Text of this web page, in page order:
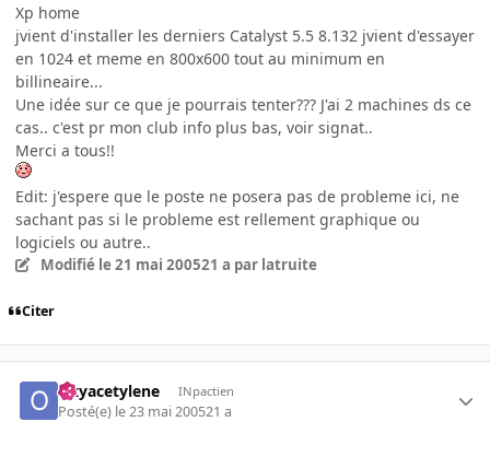
Xp home
jvient d'installer les derniers Catalyst 5.5 8.132 jvient d'essayer
en 1024 et meme en 800x600 tout au minimum en
billineaire...
Une idée sur ce que je pourrais tenter??? J'ai 2 machines ds ce
cas.. c'est pr mon club info plus bas, voir signat..
Merci a tous!!
Edit: j'espere que le poste ne posera pas de probleme ici, ne
sachant pas si le probleme est rellement graphique ou
logiciels ou autre..
Modifié le 21 mai 200521 a par latruite
Citer
Oxyacetylene INpactien
Posté(e) le 23 mai 200521 a